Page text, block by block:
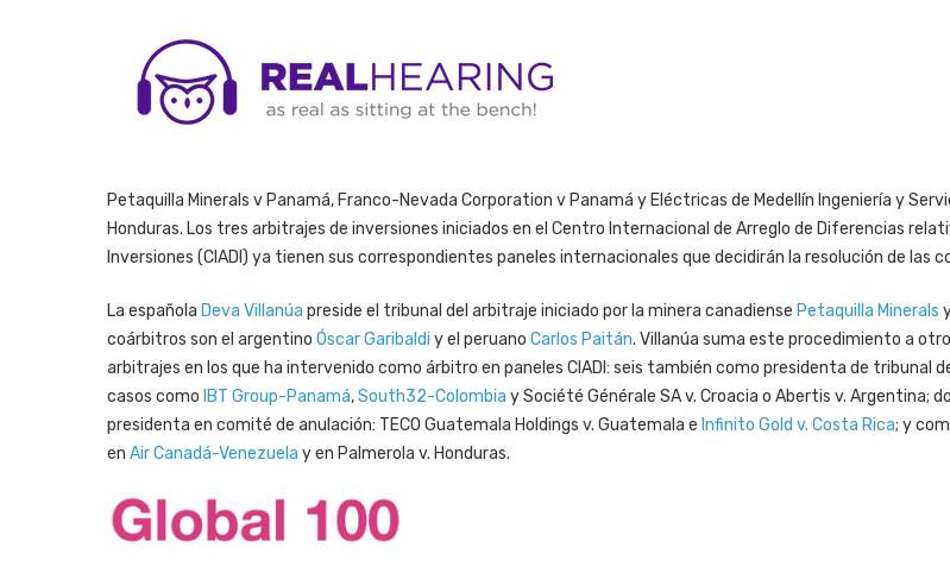
Petaquilla Minerals v Panamá, Franco-Nevada Corporation v Panamá y Eléctricas de Medellín Ingeniería y
Honduras. Los tres arbitrajes de inversiones iniciados en el Centro Internacional de Arreglo de Diferencias
Inversiones (CIADI) ya tienen sus correspondientes paneles internacionales que decidirán la resolución de las
La española Deva Villanúa preside el tribunal del arbitraje iniciado por la minera canadiense Petaquilla Minerals
coárbitros son el argentino Óscar Garibaldi y el peruano Carlos Paitán. Villanúa suma este procedimiento a
arbitrajes en los que ha intervenido como árbitro en paneles CIADI: seis también como presidenta de tribunal
casos como IBT Group-Panamá,South32-Colombia y Société Générale SA v. Croacia o Abertis v. Argentina;
presidenta en comité de anulación: TECO Guatemala Holdings v. Guatemala e Infinito Gold v. Costa Rica; y
en Air Canadá-Venezuela y en Palmerola v. Honduras.